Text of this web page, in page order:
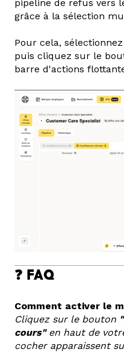
pipeline de refus vers
grâce à la sélection
Pour cela,
puis cliquez sur le
barre d'actions
❓ FAQ
Comment activer le
Cliquez sur le bouton
cours"en haut de
cocher apparaissent